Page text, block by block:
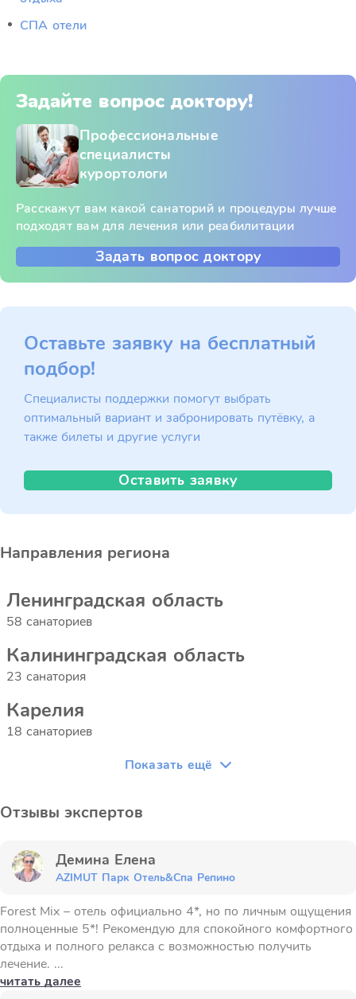
СПА отели
Задайте вопрос доктору!
Профессиональные
специалисты
курортологи
Расскажут вам какой санаторий и процедуры лучше
подходят вам для лечения или реабилитации
Задать вопрос доктору
Оставьте заявку на бесплатный
подбор!
Специалисты поддержки помогут выбрать
оптимальный вариант и забронировать путёвку, а
также билеты и другие услуги
Оставить заявку
Направления региона
Ленинградская область
58 санаториев
Калининградская область
23 санатория
Карелия
18 санаториев
Показать ещё
Отзывы экспертов
Демина Елена
AZIMUT Парк Отель&Спа Репино
Forest Mix – отель официально 4*, но по личным ощущения
полноценные 5*! Рекомендую для спокойного комфортного
отдыха и полного релакса с возможностью получить
лечение. ...
читать далее